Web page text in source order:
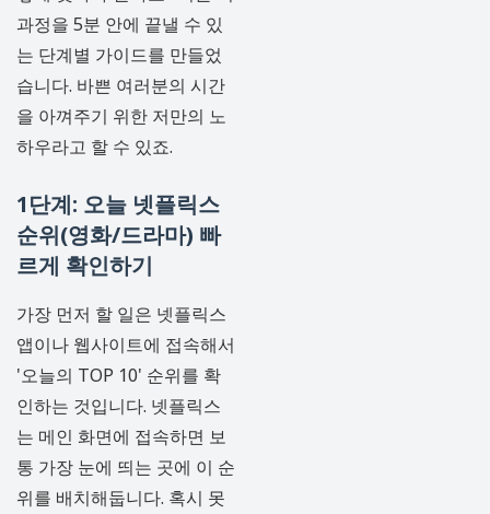
과정을 5분 안에 끝낼 수 있
는 단계별 가이드를 만들었
습니다. 바쁜 여러분의 시간
을 아껴주기 위한 저만의 노
하우라고 할 수 있죠.
1단계: 오늘 넷플릭스
순위(영화/드라마) 빠
르게 확인하기
가장 먼저 할 일은 넷플릭스
앱이나 웹사이트에 접속해서
'오늘의 TOP 10' 순위를 확
인하는 것입니다. 넷플릭스
는 메인 화면에 접속하면 보
통 가장 눈에 띄는 곳에 이 순
위를 배치해둡니다. 혹시 못